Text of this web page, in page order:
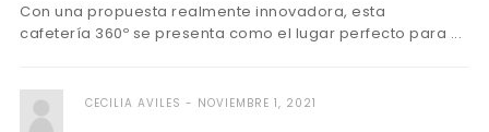
Con una propuesta realmente innovadora, esta
cafetería 360º se presenta como el lugar perfecto para ...
CECILIA AVILES NOVIEMBRE 1, 2021